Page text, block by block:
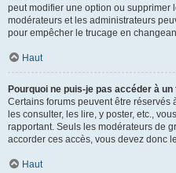
peut modifier une option ou supprimer
modérateurs et les administrateurs
pour empêcher le trucage en
Haut
Pourquoi ne puis-je pas accéder à un
Certains forums peuvent être
les consulter, les lire, y poster, etc.,
rapportant. Seuls les modérateurs de
accorder ces accès, vous devez donc
Haut